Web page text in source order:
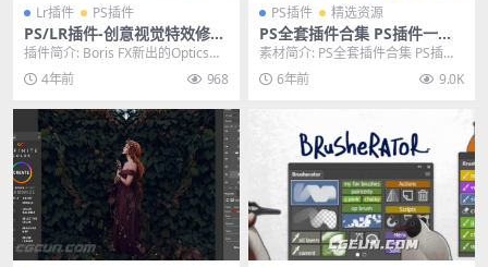
Lr插件 PS插件
PS/LR插件-创意视觉特效修图
插件 Boris FX Optics 2022
Win破解版
插件简介: Boris FX新出的Optics是
一款专注于修图的插件,用于图像
编...4年前 968
PS插件 精选资源
PS全套插件合集 PS插件一键
安装包 WIN去限制中文汉化完
整版
素材简介: PS全套插件合集 PS插件
一键安装包 WIN中文汉化版去限制
完整版，...
6年前 9.0K